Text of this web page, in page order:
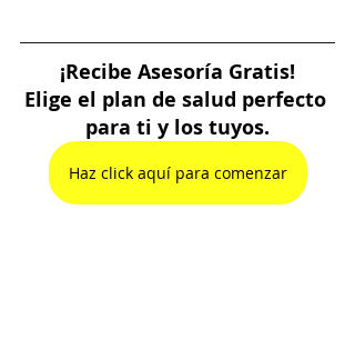
¡Recibe Asesoría Gratis!
Elige el plan de salud perfecto
para ti y los tuyos.
Haz click aquí para comenzar